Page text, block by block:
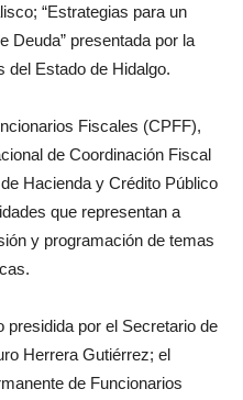
“Estrategias para un
Deuda” presentada por la
del Estado de Hidalgo.
Fiscales (CPFF),
de Coordinación Fiscal
Hacienda y Crédito Público
que representan a
y programación de temas
presidida por el Secretario de
Herrera Gutiérrez; el
de Funcionarios